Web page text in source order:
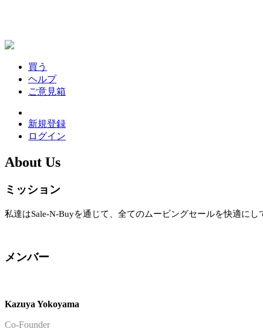
買う
ヘルプ
ご意見箱
新規登録
ログイン
About Us
ミッション
私達はSale-N-Buyを通じて、全てのムービングセールを快適にし
メンバー
Kazuya Yokoyama
Co-Founder